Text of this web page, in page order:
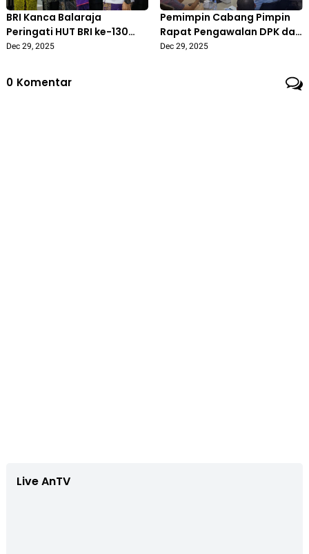
BRI Kanca Balaraja
Peringati HUT BRI ke-130
dengan Penyerahan
dan 35 Tahun
Dec 29, 2025
Pemimpin Cabang Pimpin
Rapat Pengawalan DPK dan
NPL di BRI KC Balaraja
Dec 29, 2025
0 Komentar
Live AnTV